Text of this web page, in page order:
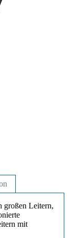
großen Leitern,
mit